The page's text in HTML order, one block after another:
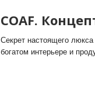
COAF.
Секрет настоящего
богатом интерьере и